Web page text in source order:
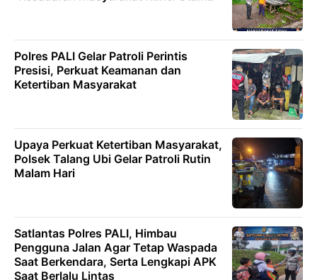
Polres PALI Gelar Patroli Perintis
Presisi, Perkuat Keamanan dan
Ketertiban Masyarakat
Upaya Perkuat Ketertiban Masyarakat,
Polsek Talang Ubi Gelar Patroli Rutin
Malam Hari
Satlantas Polres PALI, Himbau
Pengguna Jalan Agar Tetap Waspada
Saat Berkendara, Serta Lengkapi APK
Saat Berlalu Lintas